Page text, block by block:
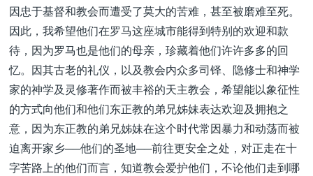
因忠于基督和教会而遭受了莫大的苦难，甚至被磨难至死。
因此，我希望他们在罗马这座城市能得到特别的欢迎和款
待，因为罗马也是他们的母亲，珍藏着他们许许多多的回
忆。因其古老的礼仪，以及教会内众多司铎、隐修士和神学
家的神学及灵修著作而被丰裕的天主教会，希望能以象征性
的方式向他们和他们东正教的弟兄姊妹表达欢迎及拥抱之
意，因为东正教的弟兄姊妹在这个时代常因暴力和动荡而被
迫离开家乡──他们的圣地──前往更安全之处，对正走在十
字苦路上的他们而言，知道教会爱护他们，不论他们走到哪